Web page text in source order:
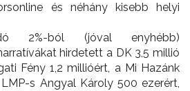
és néhány kisebb helyi
2%-ból (jóval enyhébb)
hirdetett a DK 3,5 millió
Fény 1,2 millióért, a Mi Hazánk
s Angyal Károly 500 ezerért,